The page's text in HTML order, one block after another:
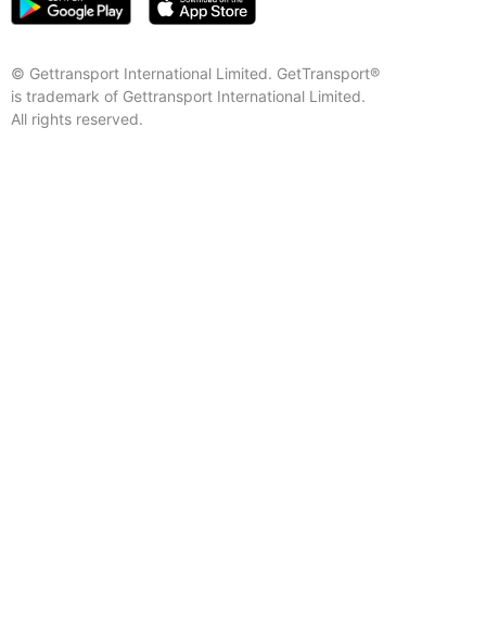
© Gettransport International Limited. GetTransport®
is trademark of Gettransport International Limited.
All rights reserved.